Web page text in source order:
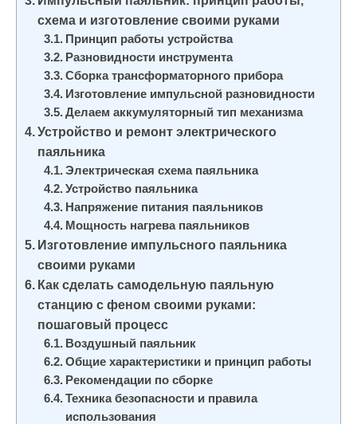
схема и изготовление своими руками
Принцип работы устройства
Разновидности инструмента
Сборка трансформаторного прибора
Изготовление импульсной разновидности
Делаем аккумуляторный тип механизма
Устройство и ремонт электрического
паяльника
Электрическая схема паяльника
Устройство паяльника
Напряжение питания паяльников
Мощность нагрева паяльников
Изготовление импульсного паяльника
своими руками
Как сделать самодельную паяльную
станцию с феном своими руками:
пошаговый процесс
Воздушный паяльник
Общие характеристики и принцип работы
Рекомендации по сборке
Техника безопасности и правила
использования